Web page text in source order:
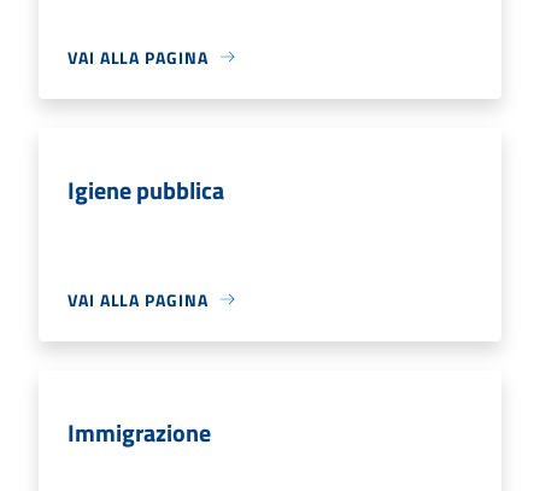
VAI ALLA PAGINA
Igiene pubblica
VAI ALLA PAGINA
Immigrazione